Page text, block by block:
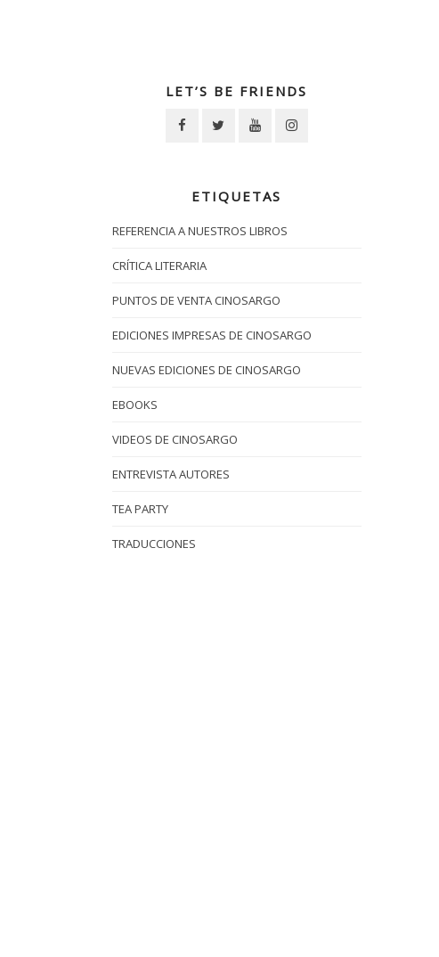
LET’S BE FRIENDS
ETIQUETAS
REFERENCIA A NUESTROS LIBROS
CRÍTICA LITERARIA
PUNTOS DE VENTA CINOSARGO
EDICIONES IMPRESAS DE CINOSARGO
NUEVAS EDICIONES DE CINOSARGO
EBOOKS
VIDEOS DE CINOSARGO
ENTREVISTA AUTORES
TEA PARTY
TRADUCCIONES